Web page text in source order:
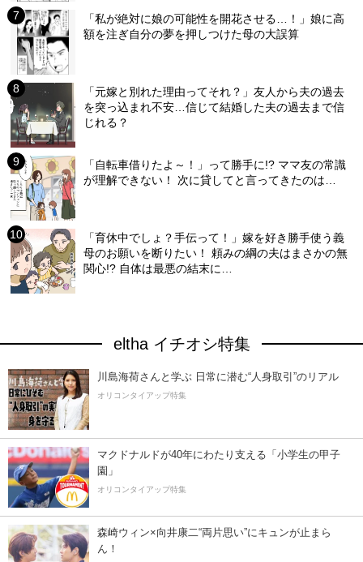
「私が絶対に娘の可能性を開花させる…！」娘に高
額を注ぎ自分の夢を押しつけた母の大誤算
「元嫁と別れた理由ってそれ？」友人から夫の過去
を突っ込まれ不安…信じて結婚した夫の過去まで信
じれる？
「自転車借りたよ～！」って勝手に!? ママ友の常識
が理解できない！ 次に貸してと言ってきたのは…
「育休中でしょ？手伝って！」嫁を好き勝手使う義
母のお願いを断りたい！ 頼みの綱の夫はまさかの無
関心!? 自体は最悪の結末に…
eltha イチオシ特集
川島海荷さんと学ぶ 日常に潜む“人身取引”のリアル
オリコンタイアップ特集
マクドナルドが40年にわたり支える「小学生の甲子
園」
オリコンタイアップ特集
森崎ウィン×向井康二“両片思い”にキュンが止まら
ん！